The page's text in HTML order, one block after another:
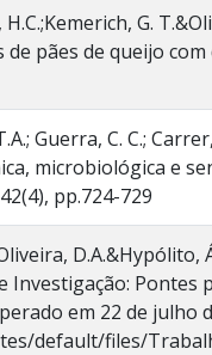
H.C.;Kemerich, G.
pães de queijo
Guerra, C. C.;
microbiológica e
pp.724-729
Investigação: Pontes
em 22 de julho
default/files/